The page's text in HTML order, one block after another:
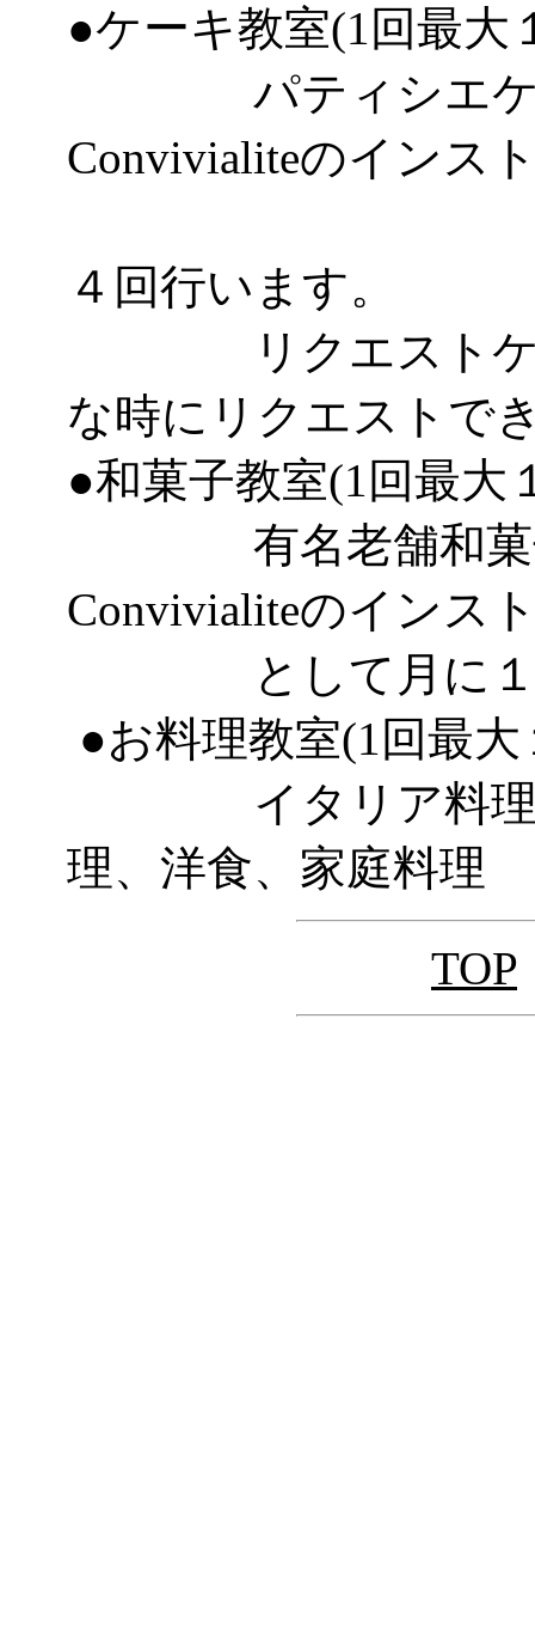
●ケーキ教室(1回最大
パティシエケー
Convivialiteのインス
４回行います。
リクエストケー
な時にリクエストで
●和菓子教室(1回最大
有名老舗和菓子
Convivialiteのインス
として月に１～
●お料理教室(1回最大
イタリア料理、
理、洋食、家庭料理
TOP